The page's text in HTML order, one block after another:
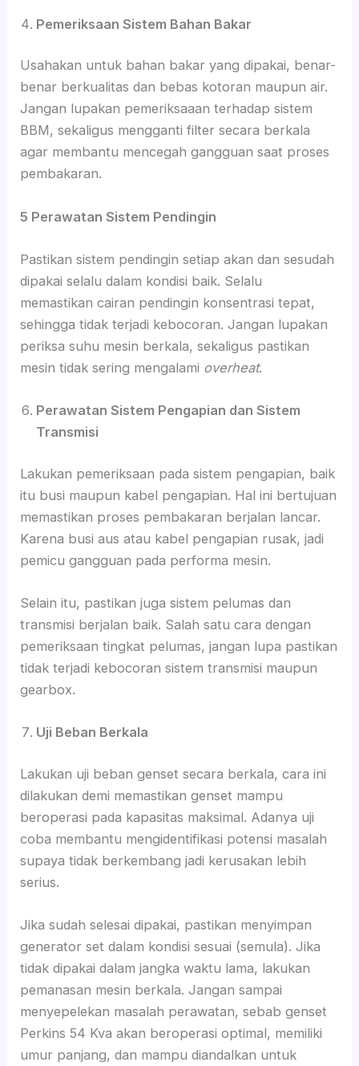
Pemeriksaan Sistem Bahan Bakar
Usahakan untuk bahan bakar yang dipakai, benar-
benar berkualitas dan bebas kotoran maupun air.
Jangan lupakan pemeriksaaan terhadap sistem
BBM, sekaligus mengganti filter secara berkala
agar membantu mencegah gangguan saat proses
pembakaran.
5 Perawatan Sistem Pendingin
Pastikan sistem pendingin setiap akan dan sesudah
dipakai selalu dalam kondisi baik. Selalu
memastikan cairan pendingin konsentrasi tepat,
sehingga tidak terjadi kebocoran. Jangan lupakan
periksa suhu mesin berkala, sekaligus pastikan
mesin tidak sering mengalami overheat.
Perawatan Sistem Pengapian dan Sistem
Transmisi
Lakukan pemeriksaan pada sistem pengapian, baik
itu busi maupun kabel pengapian. Hal ini bertujuan
memastikan proses pembakaran berjalan lancar.
Karena busi aus atau kabel pengapian rusak, jadi
pemicu gangguan pada performa mesin.
Selain itu, pastikan juga sistem pelumas dan
transmisi berjalan baik. Salah satu cara dengan
pemeriksaan tingkat pelumas, jangan lupa pastikan
tidak terjadi kebocoran sistem transmisi maupun
gearbox.
Uji Beban Berkala
Lakukan uji beban genset secara berkala, cara ini
dilakukan demi memastikan genset mampu
beroperasi pada kapasitas maksimal. Adanya uji
coba membantu mengidentifikasi potensi masalah
supaya tidak berkembang jadi kerusakan lebih
serius.
Jika sudah selesai dipakai, pastikan menyimpan
generator set dalam kondisi sesuai (semula). Jika
tidak dipakai dalam jangka waktu lama, lakukan
pemanasan mesin berkala. Jangan sampai
menyepelekan masalah perawatan, sebab genset
Perkins 54 Kva akan beroperasi optimal, memiliki
umur panjang, dan mampu diandalkan untuk